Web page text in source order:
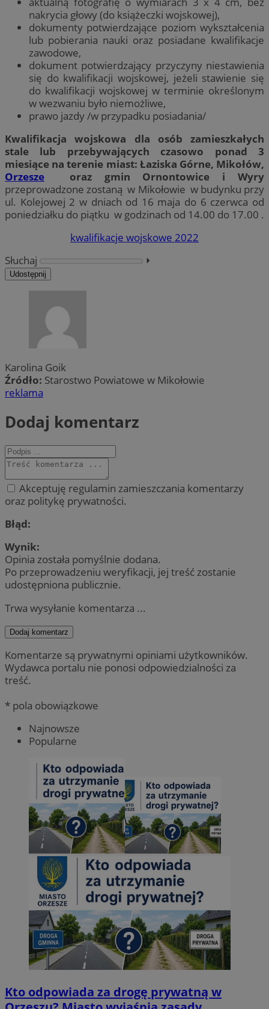
nakrycia głowy (do książeczki wojskowej),
dokumenty potwierdzające poziom wykształcenia
lub pobierania nauki oraz posiadane kwalifikacje
zawodowe,
dokument potwierdzający przyczyny niestawienia
się do kwalifikacji wojskowej, jeżeli stawienie się
do kwalifikacji wojskowej w terminie określonym
w wezwaniu było niemożliwe,
prawo jazdy /w przypadku posiadania/
Kwalifikacja wojskowa dla osób zamieszkałych
stale lub przebywających czasowo ponad 3
miesiące na terenie miast: Łaziska Górne, Mikołów,
Orzesze oraz gmin Ornontowice i Wyry
przeprowadzone zostaną w Mikołowie w budynku przy
ul. Kolejowej 2 w dniach od 16 maja do 6 czerwca od
poniedziałku do piątku w godzinach od 14.00 do 17.00 .
kwalifikacje wojskowe 2022
Słuchaj
⏵︎
Udostępnij
Karolina Goik
Źródło: Starostwo Powiatowe w Mikołowie
reklama
Dodaj komentarz
Akceptuję regulamin zamieszczania komentarzy
oraz politykę prywatności.
Błąd:
Wynik:
Opinia została pomyślnie dodana.
Po przeprowadzeniu weryfikacji, jej treść zostanie
udostępniona publicznie.
Trwa wysyłanie komentarza ...
Dodaj komentarz
Komentarze są prywatnymi opiniami użytkowników.
Wydawca portalu nie ponosi odpowiedzialności za
treść.
* pola obowiązkowe
Najnowsze
Popularne
Kto odpowiada za drogę prywatną w